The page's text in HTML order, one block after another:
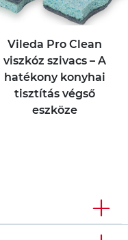
Vileda Pro Clean
viszkóz szivacs – A
hatékony konyhai
tisztítás végső
eszköze